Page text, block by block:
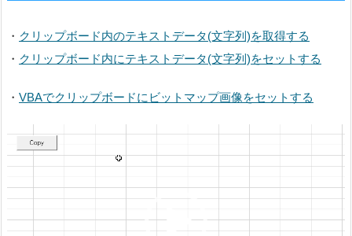
・ クリップボード内のテキストデータ(文字列)を取得する
・ クリップボード内にテキストデータ(文字列)をセットする
・ VBAでクリップボードにビットマップ画像をセットする
動
画
レ